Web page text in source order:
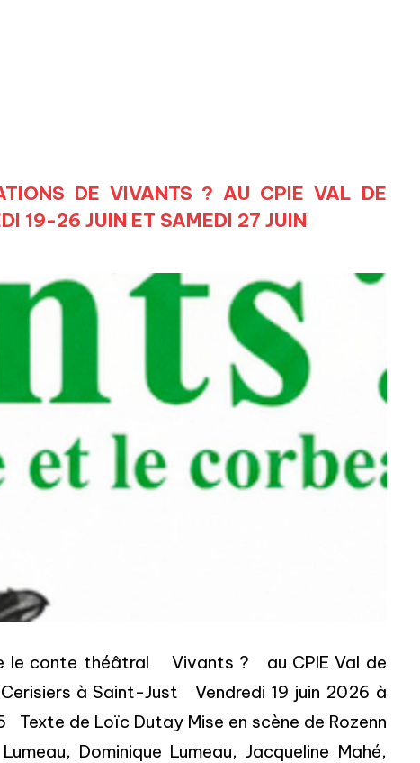
DE VIVANTS ? AU CPIE VAL DE
19-26 JUIN ET SAMEDI 27 JUIN
le conte théâtral Vivants ? au CPIE Val de
à Saint-Just Vendredi 19 juin 2026 à
Texte de Loïc Dutay Mise en scène de Rozenn
Dominique Lumeau, Jacqueline Mahé,